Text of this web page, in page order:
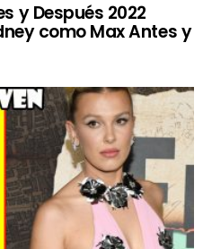
y Después 2022
como Max Antes y